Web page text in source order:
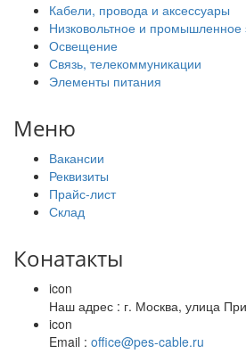
Кабели, провода и аксессуары
Низковольтное и промышленное
Освещение
Связь, телекоммуникации
Элементы питания
Меню
Вакансии
Реквизиты
Прайс-лист
Склад
Конатакты
icon
Наш адрес : г. Москва, улица
icon
Email : office@pes-cable.ru